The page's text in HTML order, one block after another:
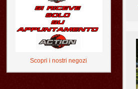
Scopri i nostri negozi